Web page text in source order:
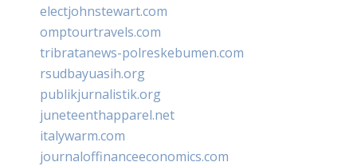
electjohnstewart.com
omptourtravels.com
tribratanews-polreskebumen.com
rsudbayuasih.org
publikjurnalistik.org
juneteenthapparel.net
italywarm.com
journaloffinanceeconomics.com